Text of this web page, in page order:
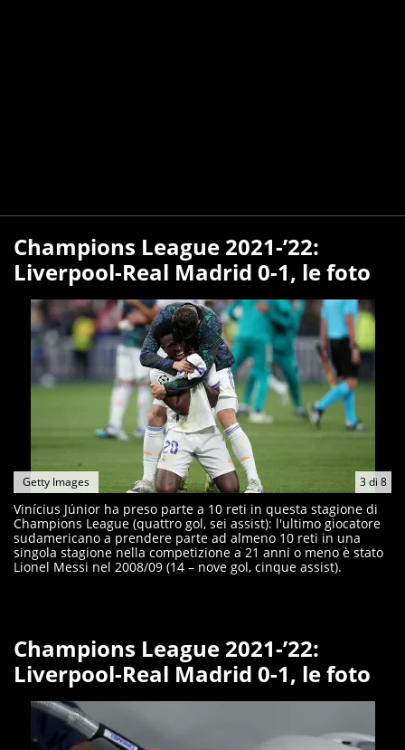
Champions League 2021-’22:
Liverpool-Real Madrid 0-1, le foto
3di 8
Getty Images
Vinícius Júnior ha preso parte a 10 reti in questa stagione di
Champions League (quattro gol, sei assist): l'ultimo giocatore
sudamericano a prendere parte ad almeno 10 reti in una
singola stagione nella competizione a 21 anni o meno è stato
Lionel Messi nel 2008/09 (14 – nove gol, cinque assist).
Champions League 2021-’22:
Liverpool-Real Madrid 0-1, le foto